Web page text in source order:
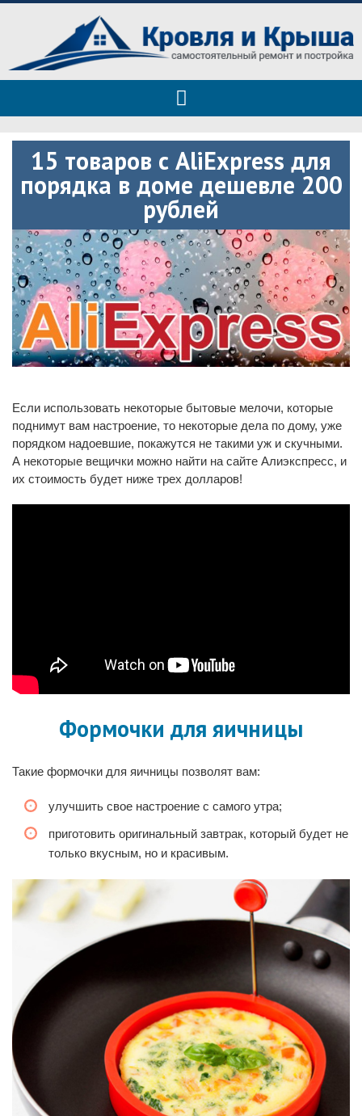
Roof tops — только полезные
советы
Полезные советы при строительстве дома и ремонте
15 товаров с AliExpress для
порядка в доме дешевле 200
рублей
Если использовать некоторые бытовые мелочи, которые
поднимут вам настроение, то некоторые дела по дому, уже
порядком надоевшие, покажутся не такими уж и скучными.
А некоторые вещички можно найти на сайте Алиэкспресс, и
их стоимость будет ниже трех долларов!
Формочки для яичницы
Такие формочки для яичницы позволят вам:
улучшить свое настроение с самого утра;
приготовить оригинальный завтрак, который будет не
только вкусным, но и красивым.